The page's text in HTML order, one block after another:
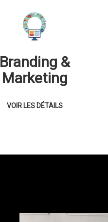
Branding &
Marketing
VOIR LES DÉTAILS